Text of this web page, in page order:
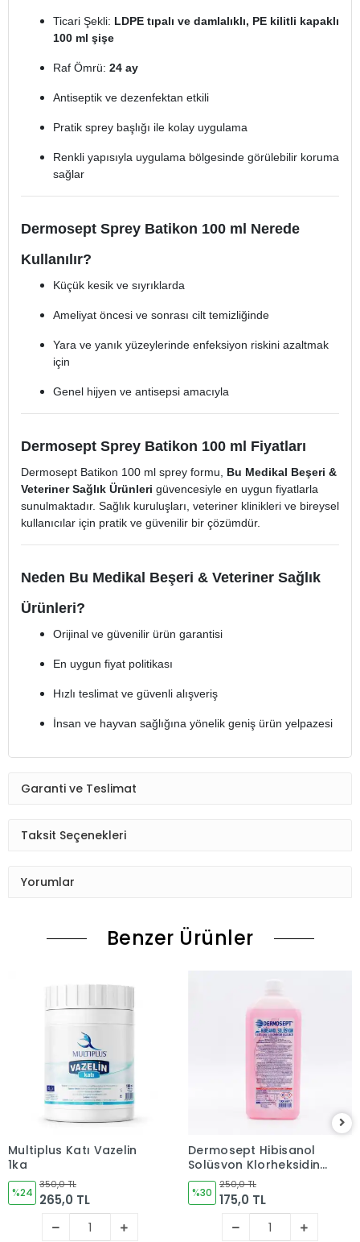
Ticari Şekli: LDPE tıpalı ve damlalıklı, PE kilitli kapaklı
100 ml şişe
Raf Ömrü: 24 ay
Antiseptik ve dezenfektan etkili
Pratik sprey başlığı ile kolay uygulama
Renkli yapısıyla uygulama bölgesinde görülebilir koruma
sağlar
Dermosept Sprey Batikon 100 ml Nerede
Kullanılır?
Küçük kesik ve sıyrıklarda
Ameliyat öncesi ve sonrası cilt temizliğinde
Yara ve yanık yüzeylerinde enfeksiyon riskini azaltmak
için
Genel hijyen ve antisepsi amacıyla
Dermosept Sprey Batikon 100 ml Fiyatları
Dermosept Batikon 100 ml sprey formu, Bu Medikal Beşeri &
Veteriner Sağlık Ürünleri güvencesiyle en uygun fiyatlarla
sunulmaktadır. Sağlık kuruluşları, veteriner klinikleri ve bireysel
kullanıcılar için pratik ve güvenilir bir çözümdür.
Neden Bu Medikal Beşeri & Veteriner Sağlık
Ürünleri?
Orijinal ve güvenilir ürün garantisi
En uygun fiyat politikası
Hızlı teslimat ve güvenli alışveriş
İnsan ve hayvan sağlığına yönelik geniş ürün yelpazesi
Garanti ve Teslimat
Taksit Seçenekleri
Yorumlar
Benzer Ürünler
Multiplus Katı Vazelin
1kg
%24
350,0 TL
265,0 TL
Dermosept Hibisanol
Solüsyon Klorheksidin
(CHLORHEXİDİNE %4) (
Alkol Bazlı (10%) 1 LT
%30
250,0 TL
175,0 TL